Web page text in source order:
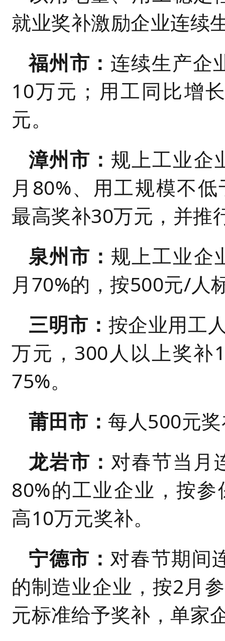
就业奖补激励企业连续
福州市： 连续生产企
10万元；用工同比增
元。
漳州市： 规上工业企
月80%、用工规模不
最高奖补30万元，并推
泉州市： 规上工业企
月70%的，按500元/人
三明市： 按企业用工
万元，300人以上奖补
75%。
莆田市：每人500元
龙岩市： 对春节当月
80%的工业企业，按
高10万元奖补。
宁德市： 对春节期间
的制造业企业，按2月
元标准给予奖补，单家